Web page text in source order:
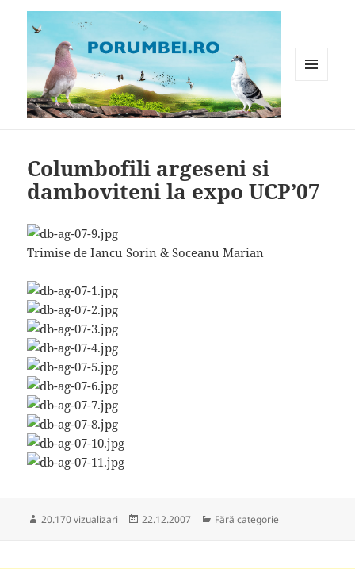
Columbofili argeseni si
damboviteni la expo UCP’07
Trimise de Iancu Sorin & Soceanu Marian
20.170 vizualizari
Publicat
22.12.2007 Categorii
Fără categorie